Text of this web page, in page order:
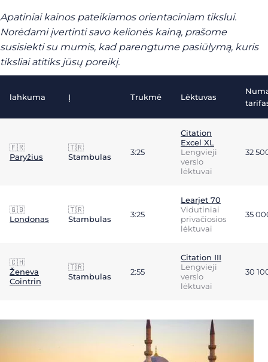
Apatiniai kainos pateikiamos orientaciniam tikslui.
Norėdami įvertinti savo kelionės kainą, prašome
susisiekti su mumis, kad parengtume pasiūlymą, kuris
tiksliai atitiks jūsų poreikį.
lahkuma Į Trukmė Lėktuvas
🇫🇷
Paryžius
🇹🇷
Stambulas
3:25
Citation
Excel XL
Lengvieji
verslo
lėktuvai
32
🇬🇧
Londonas
🇹🇷
Stambulas
3:25
Learjet 70
Vidutiniai
privačiosios
lėktuvai
35
🇨🇭
Ženeva
Cointrin
🇹🇷
Stambulas
2:55
Citation III
Lengvieji
verslo
lėktuvai
30